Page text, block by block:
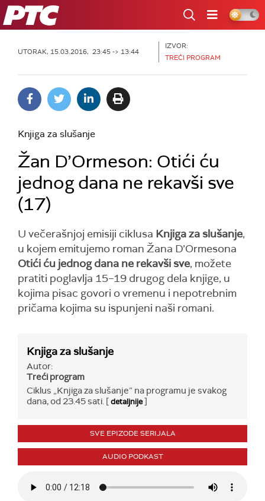
RTS
UTORAK, 15.03.2016, 23:45 -> 13:44
IZVOR:
TREĆI PROGRAM
Knjiga za slušanje
Žan D’Ormeson: Otići ću
jednog dana ne rekavši sve
(17)
U večerašnjoj emisiji ciklusa Knjiga za slušanje,
u kojem emitujemo roman Žana D’Ormesona
Otići ću jednog dana ne rekavši sve, možete
pratiti poglavlja 15–19 drugog dela knjige, u
kojima pisac govori o vremenu i nepotrebnim
pričama kojima su ispunjeni naši romani.
Knjiga za slušanje
Autor:
Treći program
Ciklus „Knjiga za slušanje” na programu je svakog
dana, od 23.45 sati. [detaljnije]
SVE EPIZODE SERIJALA
AUDIO PODKAST